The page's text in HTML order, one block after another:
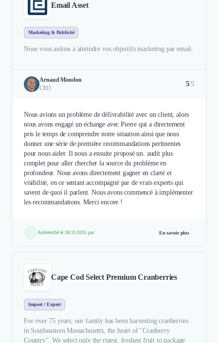
Email Asset
Marketing & Publicité
Nous vous aidons à atteindre vos objectifs marketing par email.
Arnaud Mondon
CEO
5/5
Nous avions un problème de délivrabilité avec un client, alors
nous avons engagé un échange avec Pierre qui a directement
pris le temps de comprendre notre situation ainsi que nous
donner une série de première recommandations pertinentes
pour nous aider. Il nous a ensuite proposé un. audit plus
complet pour aller chercher la source du problème en
profondeur. Nous avons directement gagner en clarté et
visibilité, en ce sentant accompagné par de vrais experts qui
savent de quoi il parlent. Nous avons commencé à implémenter
les recommandations. Merci encore !
Authentifié le 28/11/2025 par En savoir plus
Cape Cod Select Premium Cranberries
Import / Export
For over 75 years, our family has been harvesting cranberries
in Southeastern Massachusetts, the heart of "Cranberry
Country"​. We select only the ripest, freshest fruit to package